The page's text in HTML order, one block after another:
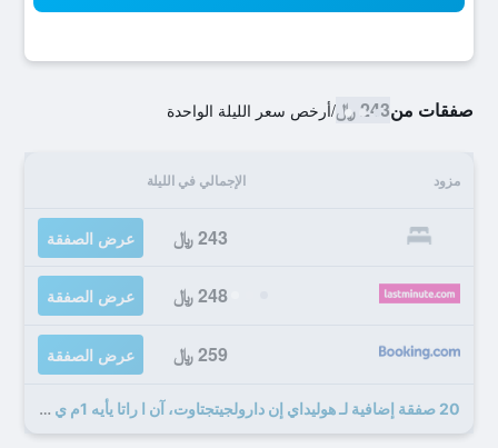
صفقات من243 ﷼ /أرخص سعر الليلة الواحدة
مزود الإجمالي في الليلة
243 ﷼ عرض الصفقة
248 ﷼ عرض الصفقة
259 ﷼ عرض الصفقة
20 صفقة إضافية لـ هوليداي إن دارولجيتجتاوت، آن ا راتا يأيه 1م ي آيتش جي